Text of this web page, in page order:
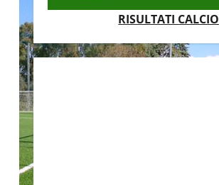
RISULTATI CALCIO